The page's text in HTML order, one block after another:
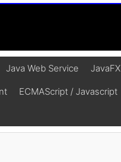
Java Web Service JavaFX
ECMAScript / Javascript